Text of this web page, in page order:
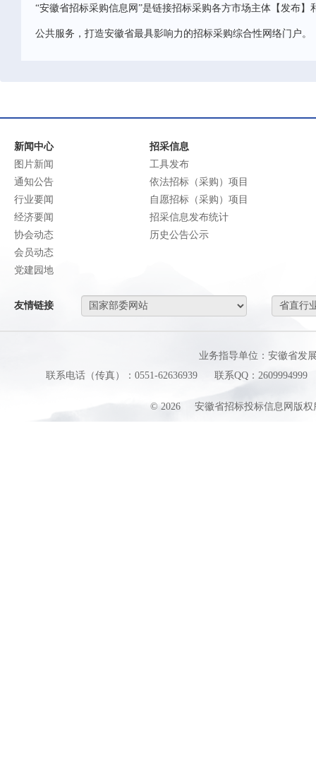
“安徽省招标采购信息网”是链接招标采购各方市场主体【发布
公共服务，打造安徽省最具影响力的招标采购综合性网络门户。
新闻中心
图片新闻
通知公告
行业要闻
经济要闻
协会动态
会员动态
党建园地
招采信息
工具发布
依法招标（采购）项目
自愿招标（采购）项目
招采信息发布统计
历史公告公示
友情链接
业务指导单位：安徽省发
联系电话（传真）：0551-62636939
联系QQ：2609994999
© 2026 安徽省招标投标信息网版